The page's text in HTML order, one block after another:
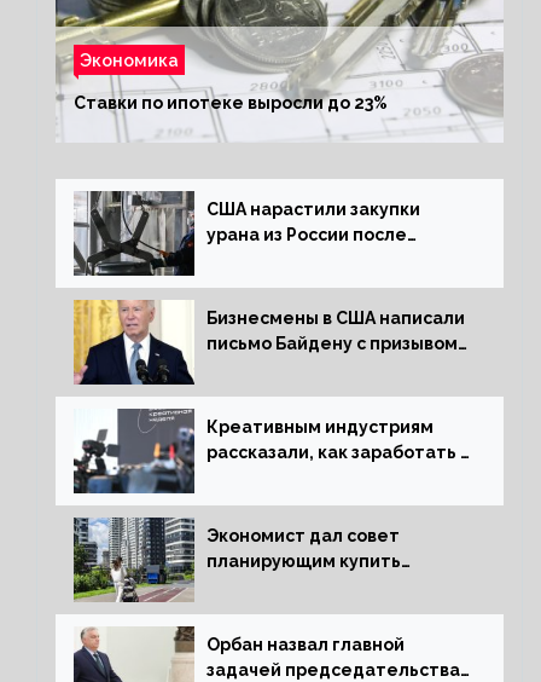
Экономика
Ставки по ипотеке выросли до 23%
США нарастили закупки
урана из России после
Бизнесмены в США написали
письмо Байдену с призывом
Креативным индустриям
рассказали, как заработать 2
экономики
Экономист дал совет
планирующим купить
Орбан назвал главной
задачей председательства